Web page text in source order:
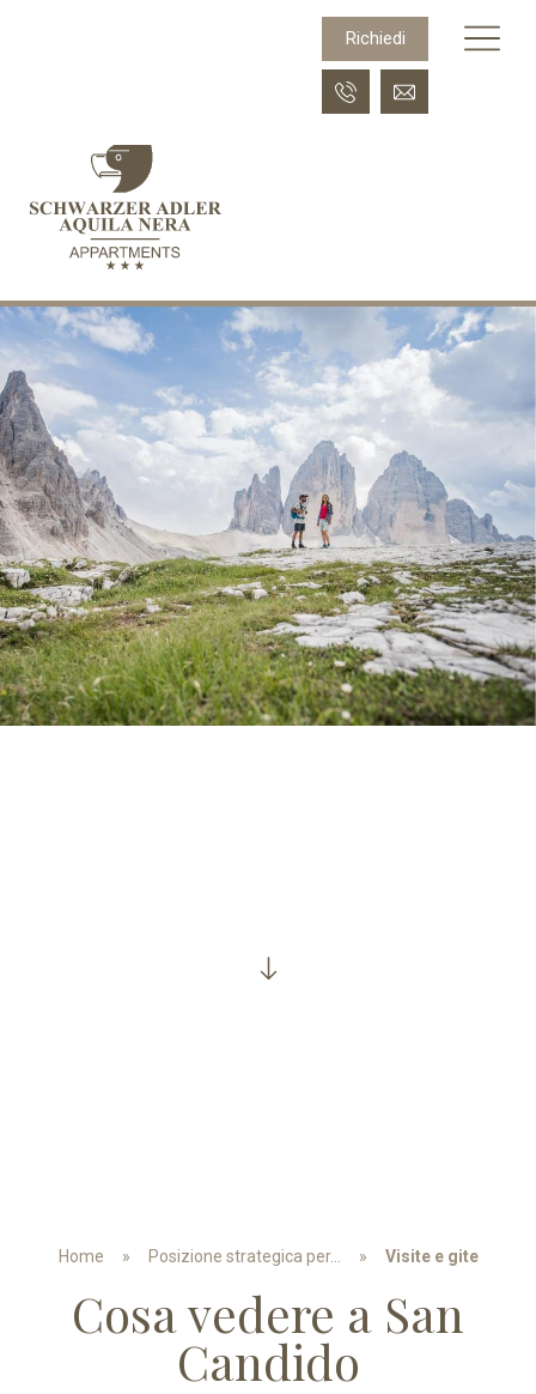
Richiedi
Home » Posizione strategica per… Visite e gite
Cosa vedere a San
Candido